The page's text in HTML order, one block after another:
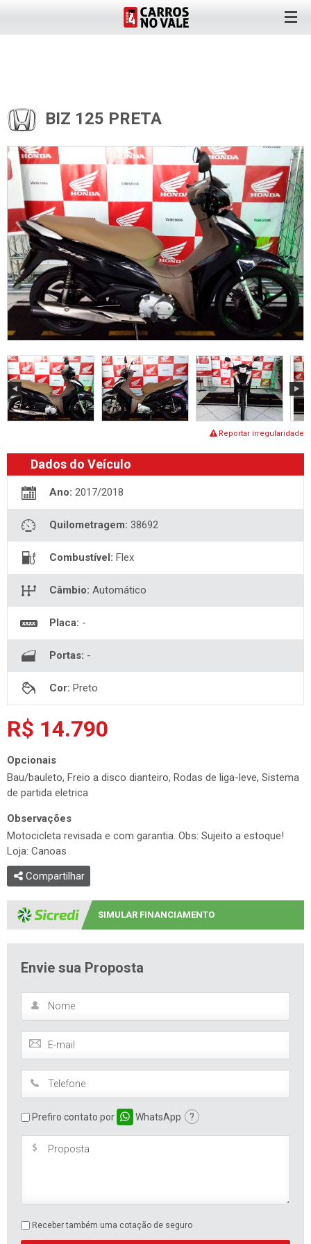
BIZ 125 PRETA
Reportar irregularidade
Dados do Veículo
Ano: 2017/2018
Quilometragem: 38692
Combustível: Flex
Câmbio: Automático
Placa: -
Portas: -
Cor: Preto
R$ 14.790
Opcionais
Bau/bauleto, Freio a disco dianteiro, Rodas de liga-leve, Sistema
de partida eletrica
Observações
Motocicleta revisada e com garantia. Obs: Sujeito a estoque!
Loja: Canoas
Compartilhar
SIMULAR FINANCIAMENTO
Envie sua Proposta
Prefiro contato por WhatsApp ?
Receber também uma cotação de seguro